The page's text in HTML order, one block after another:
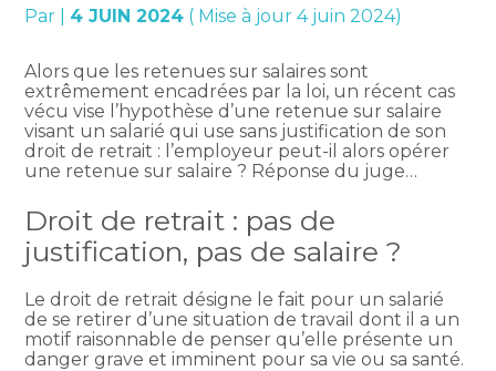
Par 4 JUIN 2024 ( Mise à jour 4 juin 2024)
Alors que les retenues sur salaires sont
extrêmement encadrées par la loi, un récent cas
vécu vise l’hypothèse d’une retenue sur salaire
visant un salarié qui use sans justification de son
droit de retrait : l’employeur peut-il alors opérer
une retenue sur salaire ? Réponse du juge…
Droit de retrait : pas de
justification, pas de salaire ?
Le droit de retrait désigne le fait pour un salarié
de se retirer d’une situation de travail dont il a un
motif raisonnable de penser qu’elle présente un
danger grave et imminent pour sa vie ou sa santé.